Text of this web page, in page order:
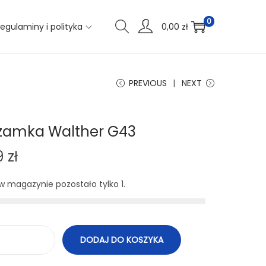
i polityka 0,00 zł 0
PREVIOUS NEXT
Walther G43
zł
magazynie pozostało tylko 1.
DODAJ DO KOSZYKA